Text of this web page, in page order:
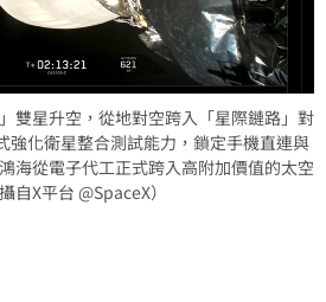
雙星升空，從地對空跨入「星際鏈路」對
強化衛星整合測試能力，鎖定手機直連與
海從電子代工正式跨入高附加價值的太空
X平台 @SpaceX）